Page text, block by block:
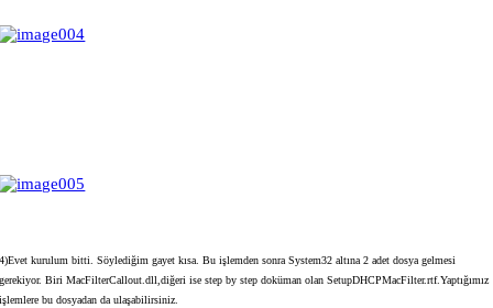
4)Evet kurulum bitti. Söylediğim gayet kısa. Bu işlemden sonra System32 altına 2 adet dosya gelmesi
gerekiyor. Biri MacFilterCallout.dll,diğeri ise step by step doküman olan SetupDHCPMacFilter.rtf.Yaptığımız
işlemlere bu dosyadan da ulaşabilirsiniz.